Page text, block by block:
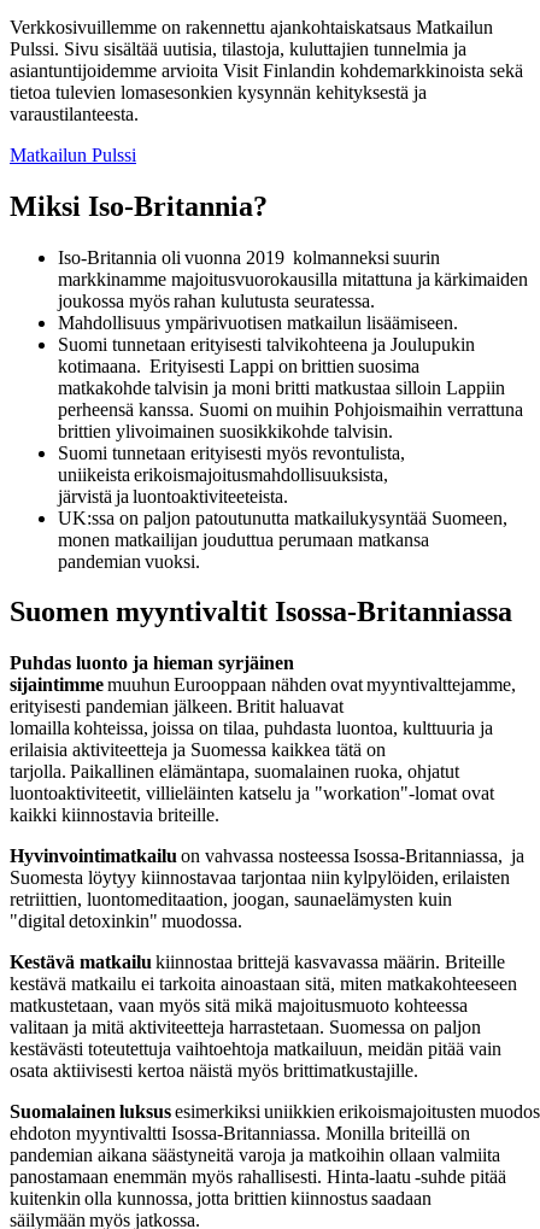
Verkkosivuillemme on rakennettu ajankohtaiskatsaus Matkailun
Pulssi. Sivu sisältää uutisia, tilastoja, kuluttajien tunnelmia ja
asiantuntijoidemme arvioita Visit Finlandin kohdemarkkinoista sekä
tietoa tulevien lomasesonkien kysynnän kehityksestä ja
varaustilanteesta.
Matkailun Pulssi
Miksi Iso-Britannia?
Iso-Britannia oli vuonna 2019 kolmanneksi suurin
markkinamme majoitusvuorokausilla mitattuna ja kärkimaiden
joukossa myös rahan kulutusta seuratessa.
Mahdollisuus ympärivuotisen matkailun lisäämiseen.
Suomi tunnetaan erityisesti talvikohteena ja Joulupukin
kotimaana. Erityisesti Lappi on brittien suosima
matkakohde talvisin ja moni britti matkustaa silloin Lappiin
perheensä kanssa. Suomi on muihin Pohjoismaihin verrattuna
brittien ylivoimainen suosikkikohde talvisin.
Suomi tunnetaan erityisesti myös revontulista,
uniikeista erikoismajoitusmahdollisuuksista,
järvistä ja luontoaktiviteeteista.
UK:ssa on paljon patoutunutta matkailukysyntää Suomeen,
monen matkailijan jouduttua perumaan matkansa
pandemian vuoksi.
Suomen myyntivaltit Isossa-Britanniassa
Puhdas luonto ja hieman syrjäinen
sijaintimmemuuhun Eurooppaan nähden ovat myyntivalttejamme,
erityisesti pandemian jälkeen. Britit haluavat
lomailla kohteissa, joissa on tilaa, puhdasta luontoa, kulttuuria ja
erilaisia aktiviteetteja ja Suomessa kaikkea tätä on
tarjolla. Paikallinen elämäntapa, suomalainen ruoka, ohjatut
luontoaktiviteetit, villieläinten katselu ja "workation"-lomat ovat
kaikki kiinnostavia briteille.
Hyvinvointimatkailu on vahvassa nosteessa Isossa-Britanniassa, ja
Suomesta löytyy kiinnostavaa tarjontaa niin kylpylöiden, erilaisten
retriittien, luontomeditaation, joogan, saunaelämysten kuin
"digital detoxinkin" muodossa.
Kestävä matkailu kiinnostaa brittejä kasvavassa määrin. Briteille
kestävä matkailu ei tarkoita ainoastaan sitä, miten matkakohteeseen
matkustetaan, vaan myös sitä mikä majoitusmuoto kohteessa
valitaan ja mitä aktiviteetteja harrastetaan. Suomessa on paljon
kestävästi toteutettuja vaihtoehtoja matkailuun, meidän pitää vain
osata aktiivisesti kertoa näistä myös brittimatkustajille.
Suomalainen luksusesimerkiksi uniikkien erikoismajoitusten
ehdoton myyntivaltti Isossa-Britanniassa. Monilla briteillä on
pandemian aikana säästyneitä varoja ja matkoihin ollaan valmiita
panostamaan enemmän myös rahallisesti. Hinta-laatu -suhde pitää
kuitenkin olla kunnossa, jotta brittien kiinnostus saadaan
säilymään myös jatkossa.